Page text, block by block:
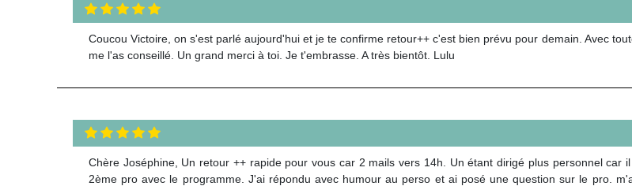
Coucou Victoire, on s'est parlé aujourd'hui et je te confirme retour++ c'est bien prévu pour demain. Avec
me l'as conseillé. Un grand merci à toi. Je t'embrasse. A très bientôt. Lulu
Chère Joséphine, Un retour ++ rapide pour vous car 2 mails vers 14h. Un étant dirigé plus personnel
2ème pro avec le programme. J'ai répondu avec humour au perso et ai posé une question sur le pro.